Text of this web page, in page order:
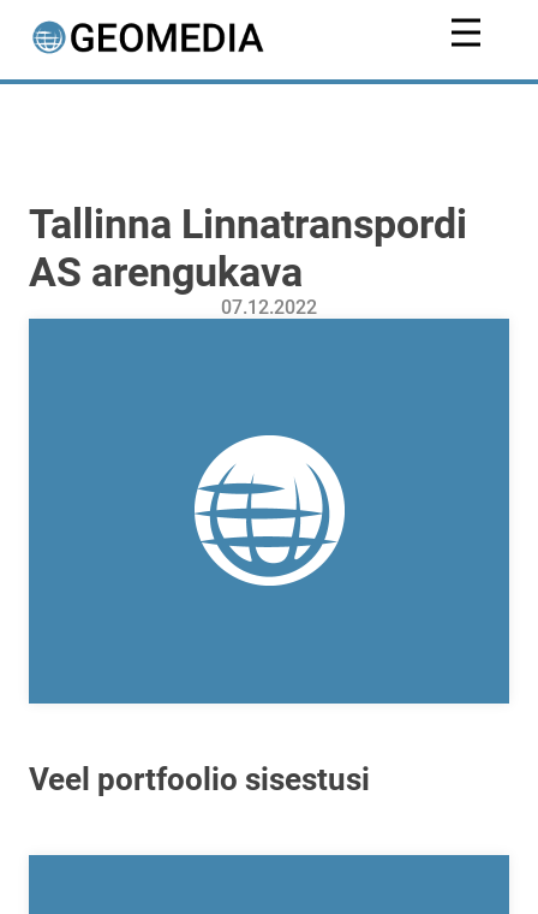
Tallinna Linnatranspordi
AS arengukava
07.12.2022
Veel portfoolio sisestusi